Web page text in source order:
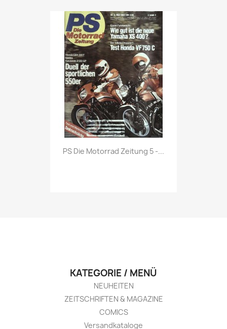
Vorschau
PS Die Motorrad Zeitung 5 -...
KATEGORIE / MENÜ
NEUHEITEN
ZEITSCHRIFTEN & MAGAZINE
COMICS
Versandkataloge